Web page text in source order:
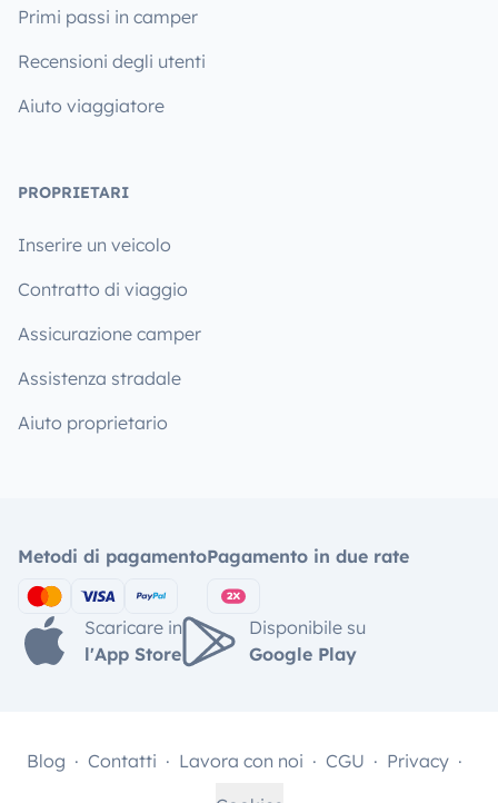
Primi passi in camper
Recensioni degli utenti
Aiuto viaggiatore
PROPRIETARI
Inserire un veicolo
Contratto di viaggio
Assicurazione camper
Assistenza stradale
Aiuto proprietario
Metodi di pagamentoPagamento in due rate
Scaricare in
l'App Store
Disponibile su
Google Play
Blog Contatti Lavora con noi CGU
Privacy